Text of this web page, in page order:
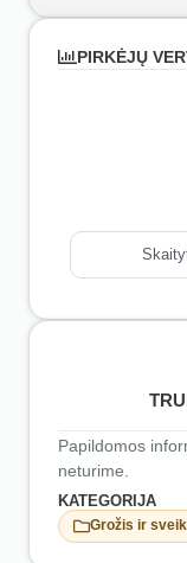
PIRKĖJŲ
Papildomos
neturime.
KATEGORIJA
Grožis ir